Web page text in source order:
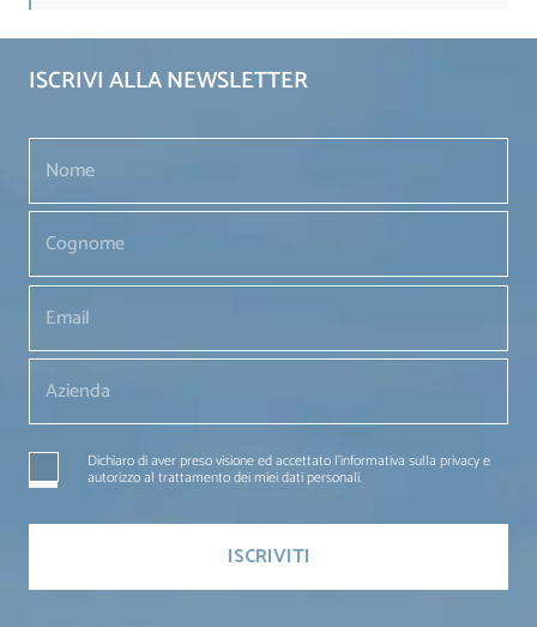
ISCRIVI ALLA NEWSLETTER
Dichiaro di aver preso visione ed accettato l'informativa sulla privacy e
autorizzo al trattamento dei miei dati personali.